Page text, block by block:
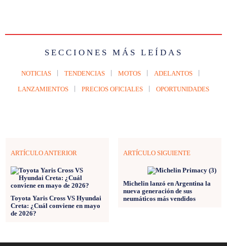
SECCIONES MÁS LEÍDAS
NOTICIAS TENDENCIAS MOTOS ADELANTOS
LANZAMIENTOS PRECIOS OFICIALES OPORTUNIDADES
ARTÍCULO ANTERIOR
Toyota Yaris Cross VS Hyundai
Creta: ¿Cuál conviene en mayo
de 2026?
ARTÍCULO SIGUIENTE
Michelin lanzó en Argentina la
nueva generación de sus
neumáticos más vendidos